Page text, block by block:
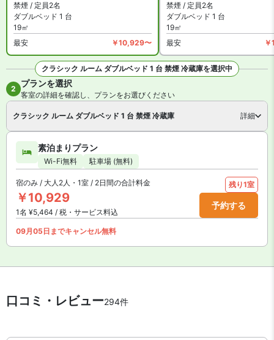
禁煙 / 定員2名
ダブルベッド 1 台
19㎡
最安
￥10,929〜
禁煙 / 定員2名
ダブルベッド 1 台
19㎡
最安
クラシック ルーム ダブルベッド 1 台 禁煙 冷蔵庫を選択中
2 プランを選択
客室の詳細を確認し、プランをお選びください
クラシック ルーム ダブルベッド 1 台 禁煙 冷蔵庫 詳細
素泊まりプラン
Wi-Fi無料 駐車場 (無料)
宿のみ / 大人2人・1室 / 2日間の合計料金
￥10,929
1名 ¥5,464 / 税・サービス料込
残り1室
予約する
09月05日までキャンセル無料
口コミ・レビュー294件